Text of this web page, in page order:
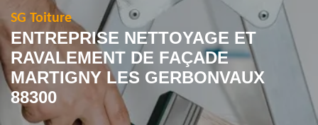
SG Toiture
ENTREPRISE NETTOYAGE ET
RAVALEMENT DE FAÇADE
MARTIGNY LES GERBONVAUX
88300